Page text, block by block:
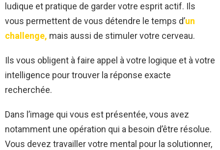
ludique et pratique de garder votre esprit actif. Ils
vous permettent de vous détendre le temps d’un
challenge, mais aussi de stimuler votre cerveau.
Ils vous obligent à faire appel à votre logique et à votre
intelligence pour trouver la réponse exacte
recherchée.
Dans l’image qui vous est présentée, vous avez
notamment une opération qui a besoin d’être résolue.
Vous devez travailler votre mental pour la solutionner,